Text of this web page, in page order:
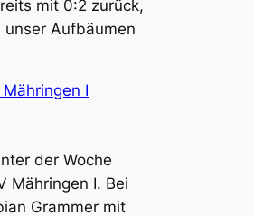
mit 0:2 zurück,
Aufbäumen
I
der Woche
Mähringen I. Bei
Grammer mit